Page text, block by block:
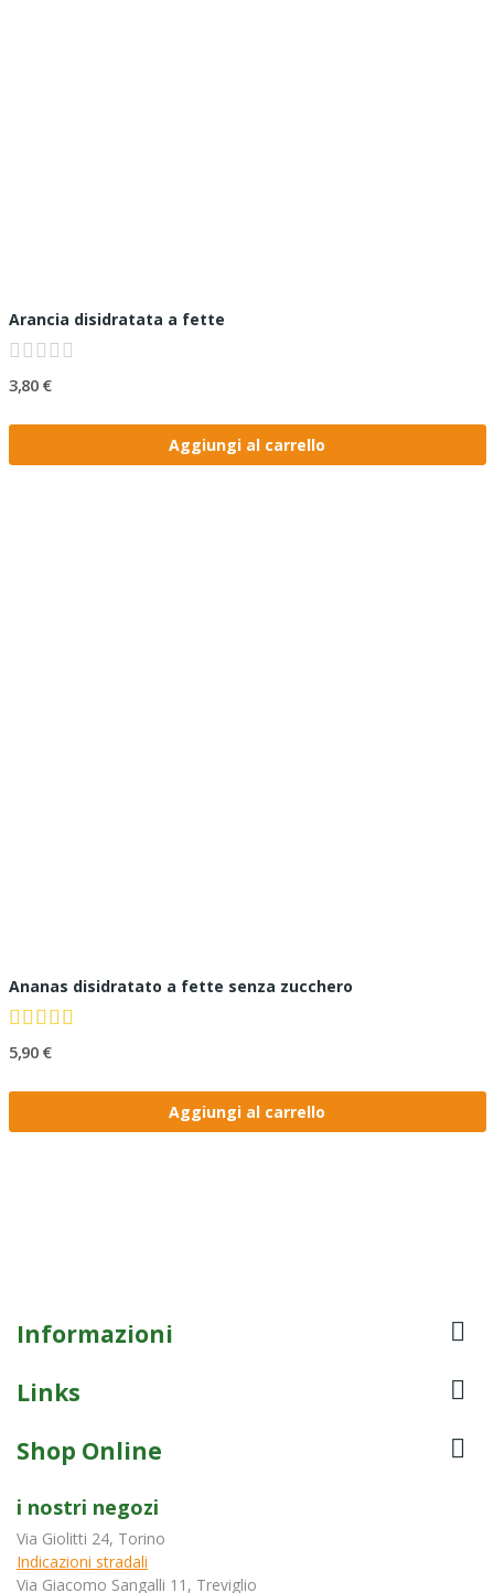
Arancia disidratata a fette
3,80 €
Aggiungi al carrello
Ananas disidratato a fette senza zucchero
5,90 €
Aggiungi al carrello
Informazioni 
Links 
Shop Online 
i nostri negozi
Via Giolitti 24, Torino
Indicazioni stradali
Via Giacomo Sangalli 11, Treviglio